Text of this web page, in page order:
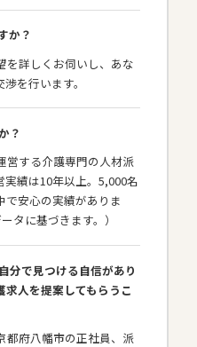
か？
を詳しくお伺いし、あな
を行います。
？
営する介護専門の人材派
績は10年以上。5,000名
で安心の実績がありま
タに基づきます。）
分で見つける自信があり
人を提案してもらうこ
都府八幡市の正社員、派